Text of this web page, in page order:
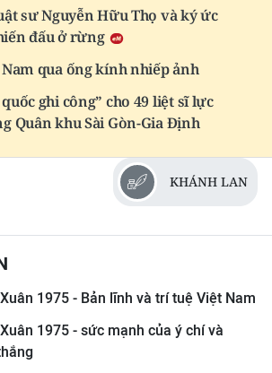
yêu nước, nuôi dưỡng lý tưởng
lên và phát huy vai trò, trách
trẻ hôm nay trong việc phát
cách mạng và ý thức, trách
hết sức mình trong sự nghiệp
NHẤT ĐẤT NƯỚC
sư Nguyễn Hữu Thọ và ký ức
đấu ở rừng
qua ống kính nhiếp ảnh
ghi công” cho 49 liệt sĩ lực
Quân khu Sài Gòn-Gia Định